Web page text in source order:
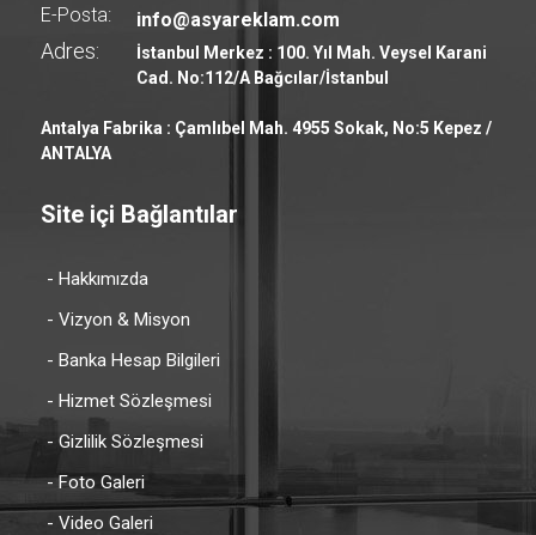
E-Posta:
info@asyareklam.com
Adres:
İstanbul Merkez : 100. Yıl Mah. Veysel Karani
Cad. No:112/A Bağcılar/İstanbul
Antalya Fabrika : Çamlıbel Mah. 4955 Sokak, No:5 Kepez /
ANTALYA
Site içi Bağlantılar
- Hakkımızda
- Vizyon & Misyon
- Banka Hesap Bilgileri
- Hizmet Sözleşmesi
- Gizlilik Sözleşmesi
- Foto Galeri
- Video Galeri